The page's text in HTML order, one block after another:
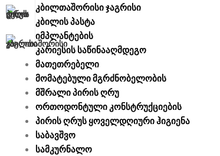
კბილთაშორისი ჯაგრისი
კბილის პასტა
იმპლანტების
კარიესის საწინააღმდეგო
მათეთრებელი
მომატებული მგრძნობელობის
მშრალი პირის ღრუ
ორთოდონტული კონსტრუქციების
პირის ღრუს ყოველდღიური ჰიგიენა
საბავშვო
სამკურნალო